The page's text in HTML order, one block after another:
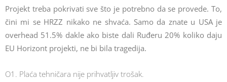
Projekt treba pokrivati sve što je potrebno da se provede. To,
čini mi se HRZZ nikako ne shvaća. Samo da znate u USA je
overhead 51.5% dakle ako biste dali Ruđeru 20% koliko daju
EU Horizont projekti, ne bi bila tragedija.
O1. Plaća tehničara nije prihvatljiv trošak.